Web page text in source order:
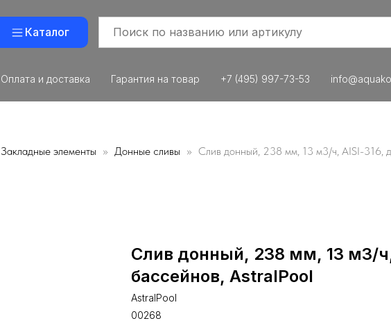
Каталог
Оплата и доставка Гарантия на товар +7 (495) 997-73-53
Закладные элементы Донные сливы Слив донный, 238 мм, 13 м3/ч, AISI-316,
Слив донный, 238 мм, 13 м3/
бассейнов, AstralPool
AstralPool
00268